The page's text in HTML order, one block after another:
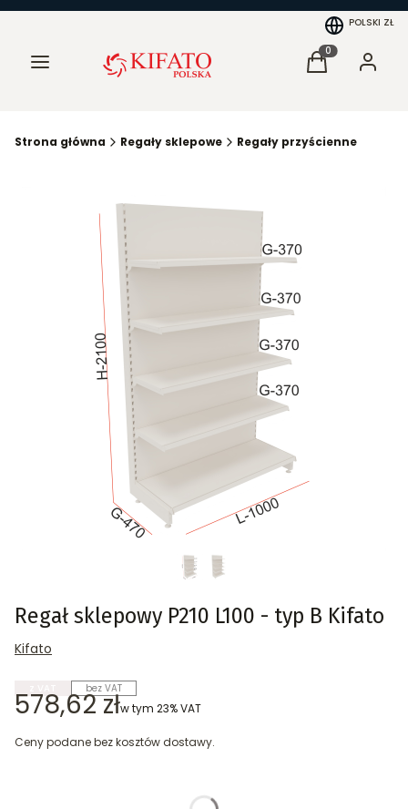
POLSKI ZŁ
Menu Produkty w
Koszyk Zaloguj
Strona główna Regały sklepowe Regały przyścienne
Regał sklepowy P210 L100 - typ B Kifato
Kifato
bez VAT
Cena
578,62 złw tym 23% VAT
w tym 23%VAT
Ceny podane bez kosztów dostawy.